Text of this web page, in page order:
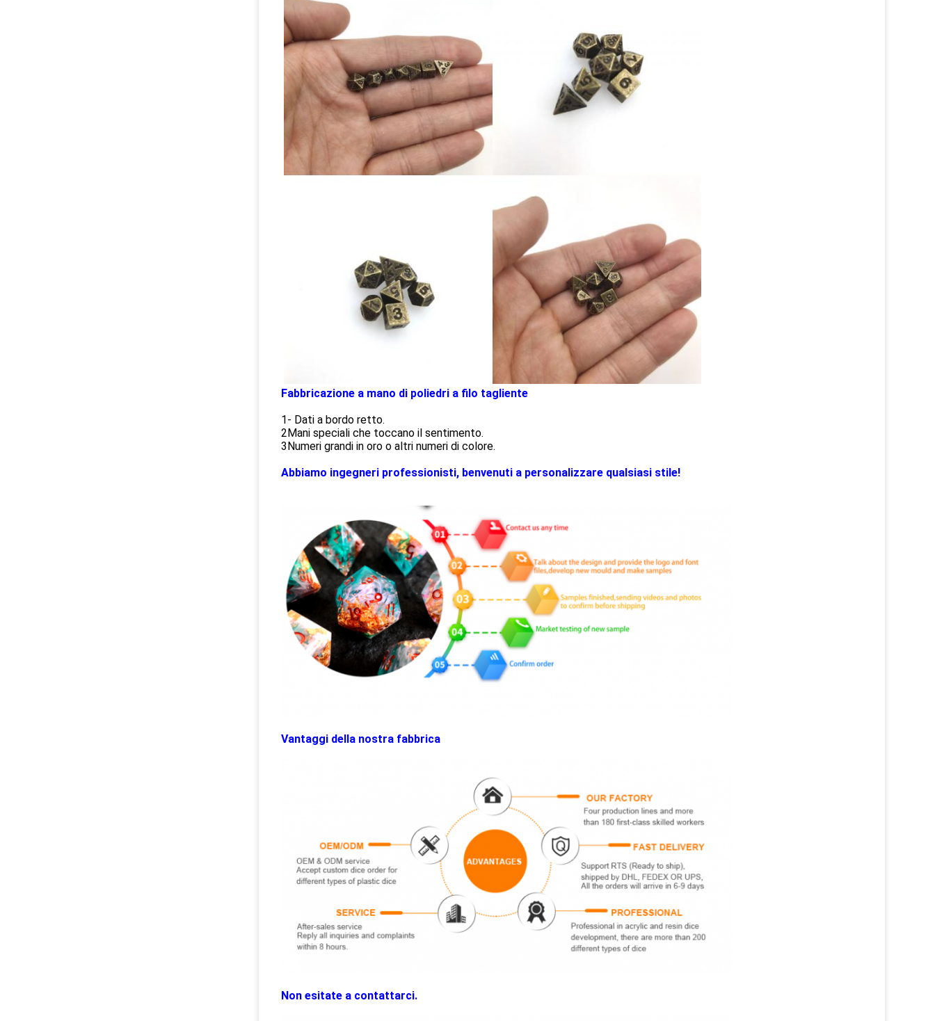
Fabbricazione a mano di poliedri a filo tagliente
1- Dati a bordo retto.
2Mani speciali che toccano il sentimento.
3Numeri grandi in oro o altri numeri di colore.
Abbiamo ingegneri professionisti, benvenuti a personalizzare qualsiasi stile!
Vantaggi della nostra fabbrica
Non esitate a contattarci.